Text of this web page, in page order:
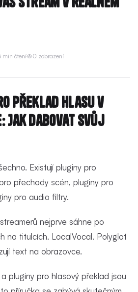
min čtení 0 zobrazení
překlad hlasu v
Jak dabovat svůj
Existují pluginy pro
přechody scén, pluginy pro
pro audio filtry.
nejprve sáhne po
na titulcích. LocalVocal. Polyglot
text na obrazovce.
pluginy pro hlasový překlad jsou